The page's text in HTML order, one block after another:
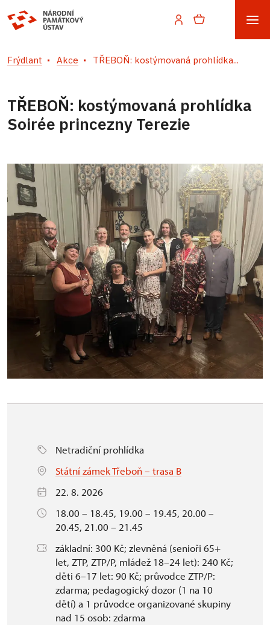
Frýdlant Akce TŘEBOŇ: kostýmovaná prohlídka...
TŘEBOŇ: kostýmovaná prohlídka
Soirée princezny Terezie
Netradiční prohlídka
Státní zámek Třeboň – trasa B
22. 8. 2026
18.00 – 18.45, 19.00 – 19.45, 20.00 –
20.45, 21.00 – 21.45
základní: 300 Kč; zlevněná (senioři 65+
let, ZTP, ZTP/P, mládež 18–24 let): 240 Kč;
děti 6–17 let: 90 Kč; průvodce ZTP/P:
zdarma; pedagogický dozor (1 na 10
dětí) a 1 průvodce organizované skupiny
nad 15 osob: zdarma